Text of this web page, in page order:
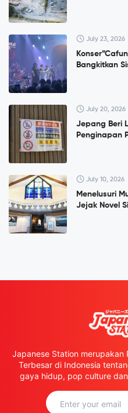
July 23, 2026
Bangkitkan
July 20, 2026
Jepang Beri
Penginapan
July 10, 2026
Menelusuri
Jejak Novel
Japanese Station merupakan
Terbesar di Indonesia
gaya hidup, pop culture